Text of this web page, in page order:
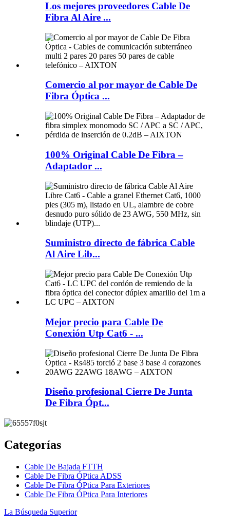
Los mejores proveedores Cable De
Fibra Al Aire ...
Comercio al por mayor de Cable De
Fibra Óptica ...
100% Original Cable De Fibra –
Adaptador ...
Suministro directo de fábrica Cable
Al Aire Lib...
Mejor precio para Cable De
Conexión Utp Cat6 - ...
Diseño profesional Cierre De Junta
De Fibra Ópt...
Categorías
Cable De Bajada FTTH
Cable De Fibra ÓPtica ADSS
Cable De Fibra ÓPtica Para Exteriores
Cable De Fibra ÓPtica Para Interiores
La Búsqueda Superior